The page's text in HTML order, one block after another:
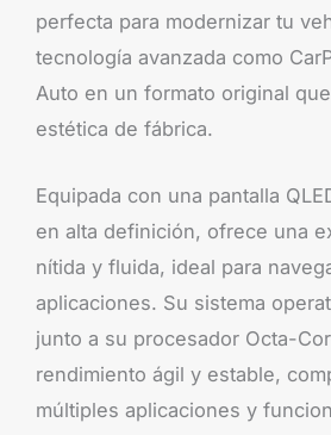
perfecta para modernizar tu
tecnología avanzada como
Auto en un formato original
estética de fábrica.
Equipada con una pantalla
en alta definición, ofrece una
nítida y fluida, ideal para
aplicaciones. Su sistema
junto a su procesador Octa-
rendimiento ágil y estable,
múltiples aplicaciones y